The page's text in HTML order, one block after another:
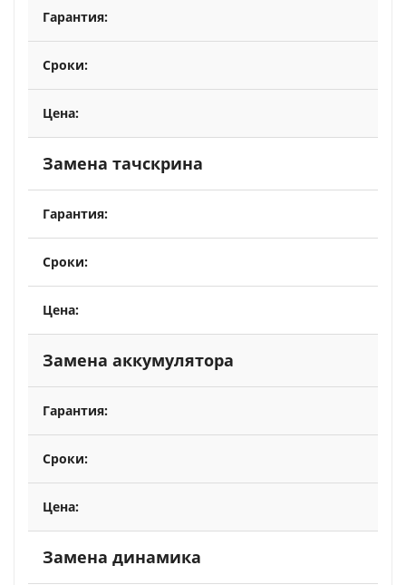
Замена тачскрина
Замена аккумулятора
Замена динамика